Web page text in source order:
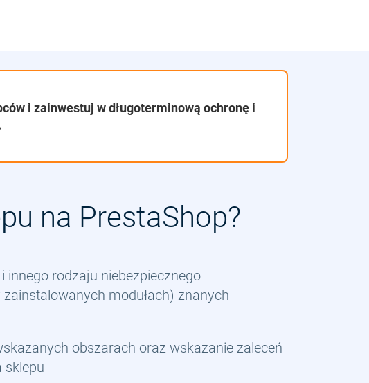
i zainwestuj w długoterminową ochronę i
na PrestaShop?
rodzaju niebezpiecznego
modułach) znanych
obszarach oraz wskazanie zaleceń
sklepu